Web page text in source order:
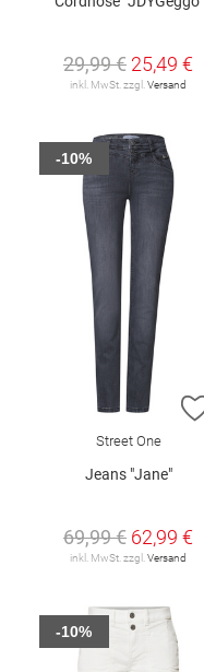
29,99 € 25,49 €
inkl. MwSt. zzgl.Versand
Street One
Jeans "Jane"
69,99 € 62,99 €
inkl. MwSt. zzgl.Versand
-10%
-10%